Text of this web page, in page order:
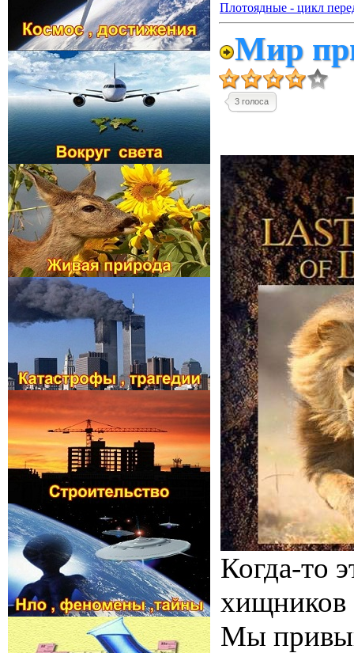
Плотоядные - цикл
Мир
3 голоса
Когда-то
хищников
Мы